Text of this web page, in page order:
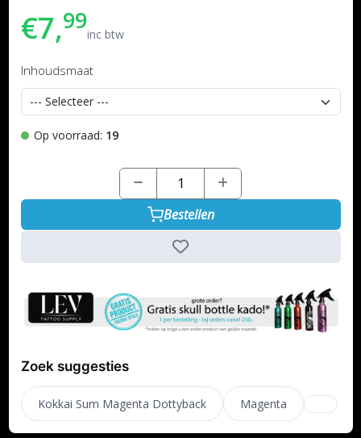
€7,99inc btw
Inhoudsmaat
Op voorraad: 19
Bestellen
Zoek suggesties
Kokkai Sum Magenta Dottyback Magenta